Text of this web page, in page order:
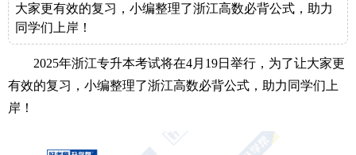
大家更有效的复习，小编整理了浙江高数必背公式，助力
同学们上岸！
2025年浙江专升本考试将在4月19日举行，为了让大家更
有效的复习，小编整理了浙江高数必背公式，助力同学们上
岸！